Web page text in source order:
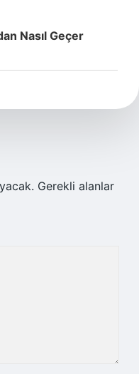
Nasıl Geçer
Gerekli alanlar